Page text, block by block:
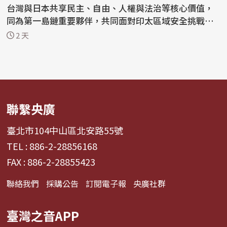
台灣與日本共享民主、自由、人權與法治等核心價值，
同為第一島鏈重要夥伴，共同面對印太區域安全挑戰與
全球...
2 天
聯繫央廣
臺北市104中山區北安路55號
TEL : 886-2-28856168
FAX : 886-2-28855423
聯絡我們 採購公告 訂閱電子報 央廣社群
臺灣之音APP